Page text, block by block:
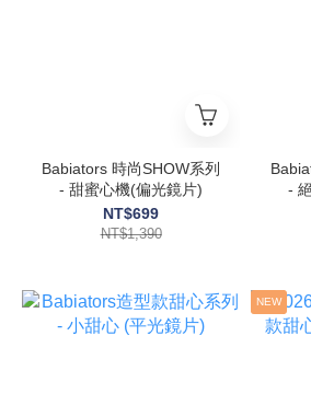
Babiators 時尚SHOW系列
- 甜蜜心機(偏光鏡片)
NT$699
NT$1,390
-
NEW